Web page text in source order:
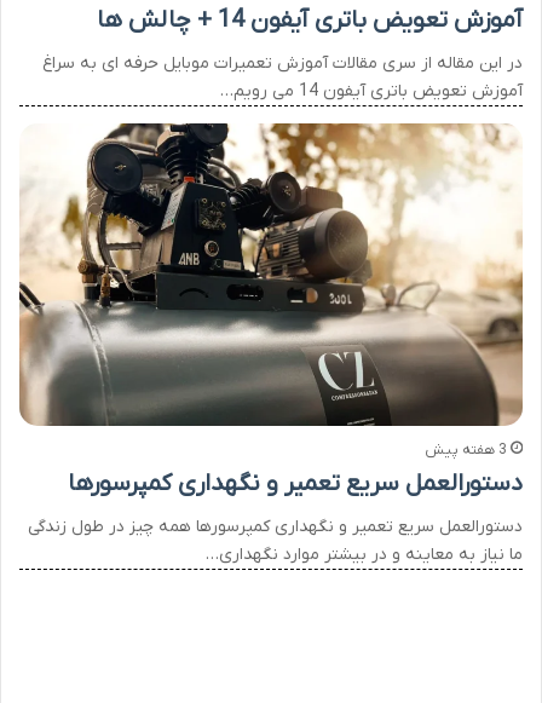
آموزش تعویض باتری آیفون 14 + چالش ها
در این مقاله از سری مقالات آموزش تعمیرات موبایل حرفه ای به سراغ
آموزش تعویض باتری آیفون 14 می رویم…
3 هفته پیش
دستورالعمل سریع تعمیر و نگهداری کمپرسورها
دستورالعمل سریع تعمیر و نگهداری کمپرسورها همه چیز در طول زندگی
ما نیاز به معاینه و در بیشتر موارد نگهداری…